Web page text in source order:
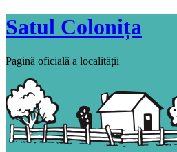
Satul Colonița
Pagină oficială a localității